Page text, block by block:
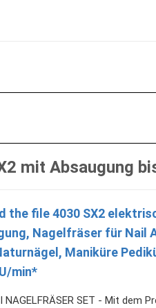
mit Absaugung
the file 4030 SX2
Nagelfräser für Nail
Maniküre
min*
NAGELFRÄSER SET - Mit dem